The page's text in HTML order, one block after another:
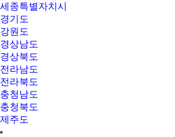
세종특별자치시
경기도
강원도
경상남도
경상북도
전라남도
전라북도
충청남도
충청북도
제주도